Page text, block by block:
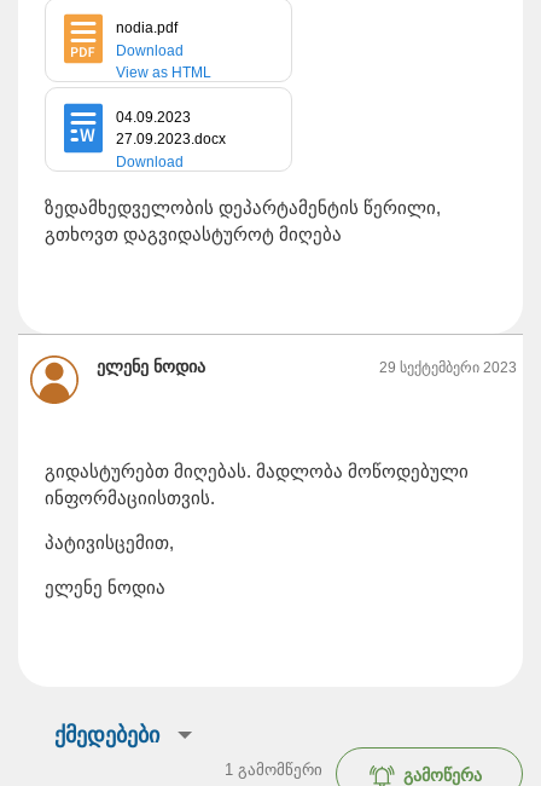
nodia.pdf
Download
View as HTML
04.09.2023
27.09.2023.docx
Download
ზედამხედველობის დეპარტამენტის წერილი,
გთხოვთ დაგვიდასტუროტ მიღება
ელენე ნოდია 29 სექტემბერი 2023
გიდასტურებთ მიღებას. მადლობა მოწოდებული
ინფორმაციისთვის.
პატივისცემით,
ელენე ნოდია
ქმედებები
გამოწერა
1 გამომწერი